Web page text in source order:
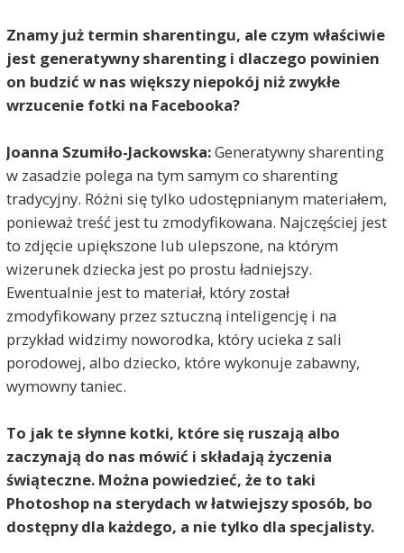
Znamy już termin sharentingu, ale czym właściwie
jest generatywny sharenting i dlaczego powinien
on budzić w nas większy niepokój niż zwykłe
wrzucenie fotki na Facebooka?
Joanna Szumiło-Jackowska:Generatywny sharenting
w zasadzie polega na tym samym co sharenting
tradycyjny. Różni się tylko udostępnianym materiałem,
ponieważ treść jest tu zmodyfikowana. Najczęściej jest
to zdjęcie upiększone lub ulepszone, na którym
wizerunek dziecka jest po prostu ładniejszy.
Ewentualnie jest to materiał, który został
zmodyfikowany przez sztuczną inteligencję i na
przykład widzimy noworodka, który ucieka z sali
porodowej, albo dziecko, które wykonuje zabawny,
wymowny taniec.
To jak te słynne kotki, które się ruszają albo
zaczynają do nas mówić i składają życzenia
świąteczne. Można powiedzieć, że to taki
Photoshop na sterydach w łatwiejszy sposób, bo
dostępny dla każdego, a nie tylko dla specjalisty.